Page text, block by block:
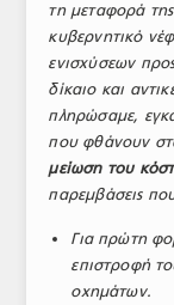
τη μεταφορά
κυβερνητικό
ενισχύσεων
δίκαιο και
πληρώσαμε,
που φθάνουν
μείωση του
παρεμβάσεις
Για πρώτη
επιστροφή
οχημάτων.